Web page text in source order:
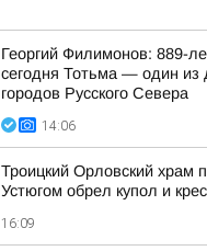
Георгий Филимонов: 889-
сегодня Тотьма — один из
городов Русского Севера
14:06
Троицкий Орловский храм
Устюгом обрел купол и
16:09